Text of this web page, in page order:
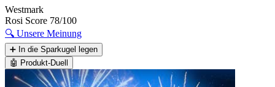
Westmark
Rosi Score 78/100
🔍 Unsere Meinung
➕ In die Sparkugel legen
🤖 Produkt-Duell